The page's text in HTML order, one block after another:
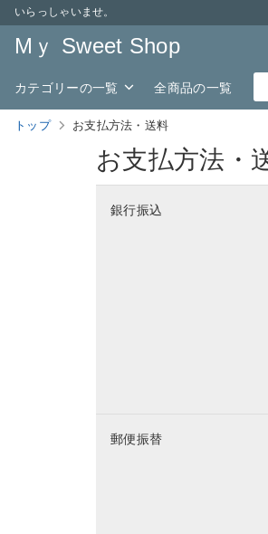
いらっしゃいませ。
Mｙ Sweet Shop
カテゴリーの一覧 全商品の一覧
トップ お支払方法・送料
お支払方法・
銀行振込
郵便振替